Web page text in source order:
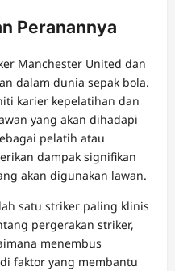
Peranannya
Manchester United dan
dalam dunia sepak bola.
karier kepelatihan dan
yang akan dihadapi
pelatih atau
dampak signifikan
akan digunakan lawan.
satu striker paling klinis
pergerakan striker,
menembus
faktor yang membantu